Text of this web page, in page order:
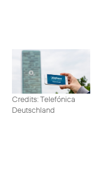
Credits: Telefónica
Deutschland